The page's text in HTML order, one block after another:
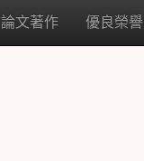
論文著作 優良榮譽